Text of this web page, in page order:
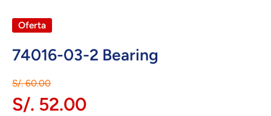
Oferta
74016-03-2 Bearing
S/. 60.00
S/. 52.00